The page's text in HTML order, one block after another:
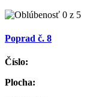
Poprad č. 8
Číslo:
Plocha: